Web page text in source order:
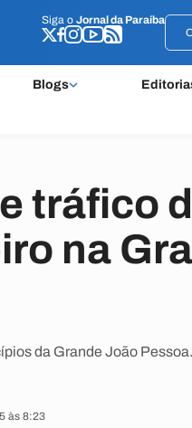
Siga o Jornal da Paraíba
Blogs
Siga o Jornal da Paraíba
tráfico
na
da Grande João
às 8:23